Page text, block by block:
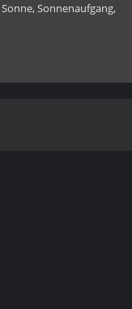
Sonne,Sonnenaufgang,